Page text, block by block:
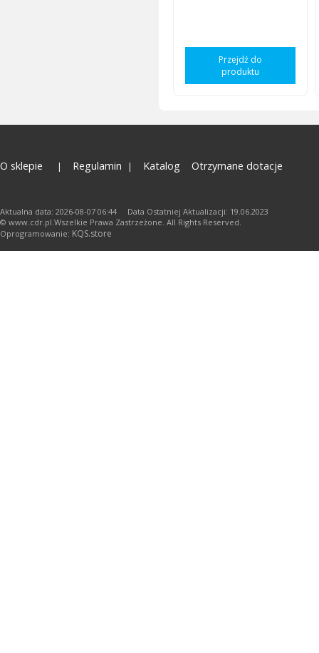
Przejdź do
produktu
O sklepie Regulamin Katalog Otrzymane dotacje
Aktualna data: 2026-08-07 06:44 Data Ostatniej Aktualizacji: 19.06.2023
© www.cdr.pl.Wszelkie Prawa Zastrzeżone. All Rights Reserved.
Oprogramowanie: KQS.store